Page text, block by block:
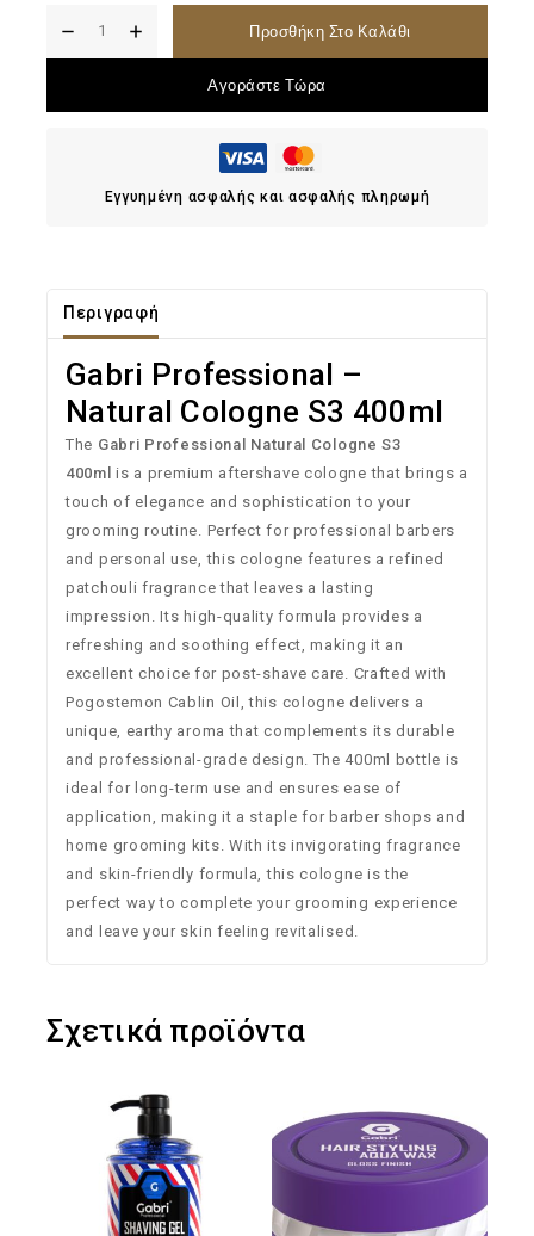
Προσθήκη Στο Καλάθι
Αγοράστε Τώρα
Εγγυημένη ασφαλής και ασφαλής πληρωμή
Περιγραφή
Gabri Professional –
Natural Cologne S3 400ml
The Gabri Professional Natural Cologne S3
400ml is a premium aftershave cologne that brings a
touch of elegance and sophistication to your
grooming routine. Perfect for professional barbers
and personal use, this cologne features a refined
patchouli fragrance that leaves a lasting
impression. Its high-quality formula provides a
refreshing and soothing effect, making it an
excellent choice for post-shave care. Crafted with
Pogostemon Cablin Oil, this cologne delivers a
unique, earthy aroma that complements its durable
and professional-grade design. The 400ml bottle is
ideal for long-term use and ensures ease of
application, making it a staple for barber shops and
home grooming kits. With its invigorating fragrance
and skin-friendly formula, this cologne is the
perfect way to complete your grooming experience
and leave your skin feeling revitalised.
Σχετικά προϊόντα